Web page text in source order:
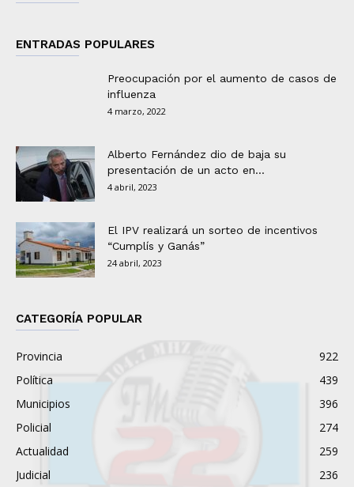
ENTRADAS POPULARES
Preocupación por el aumento de casos de
influenza
4 marzo, 2022
Alberto Fernández dio de baja su
presentación de un acto en...
4 abril, 2023
El IPV realizará un sorteo de incentivos
“Cumplís y Ganás”
24 abril, 2023
CATEGORÍA POPULAR
Provincia
922
Política
439
Municipios
396
Policial
274
Actualidad
259
Judicial
236